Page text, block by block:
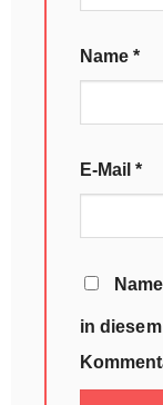
Name*
E-Mail*
in